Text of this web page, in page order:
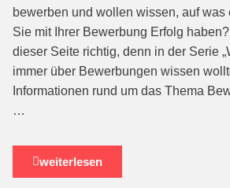
bewerben und wollen wissen, auf was
Sie mit Ihrer Bewerbung Erfolg
dieser Seite richtig, denn in der Serie
immer über Bewerbungen wissen
Informationen rund um das Thema
…
weiterlesen